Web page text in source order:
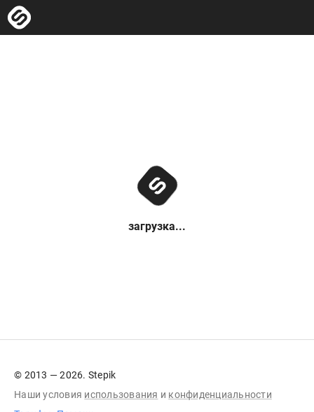
загрузка...
© 2013 — 2026. Stepik
Наши условия использования и конфиденциальности